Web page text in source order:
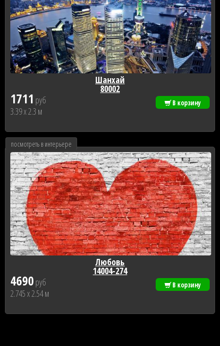
1711 руб
3.39 x 2.3 м
Шанхай
80002
В корзину
посмотреть в интерьере
4690 руб
2.745 x 2.54 м
Любовь
14004-274
В корзину